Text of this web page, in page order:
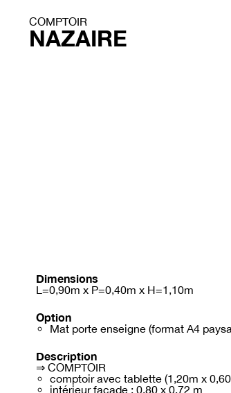
COMPTOIR
NAZAIRE
Dimensions
L=0,90m x P=0,40m x H=1,10m
Option
Mat porte enseigne (format A4
Description
⇒ COMPTOIR
comptoir avec tablette (1,20m x
intérieur façade : 0,80 x 0,72 m